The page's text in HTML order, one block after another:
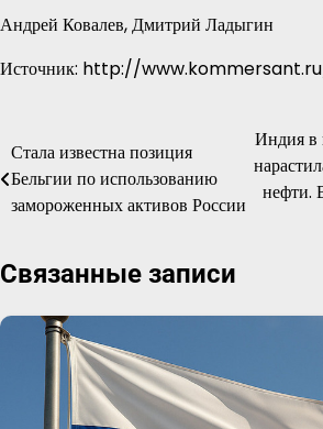
Андрей Ковалев, Дмитрий Ладыгин
Источник: http://
Навигация
по
записям
Стала известна позиция
Бельгии по использованию
замороженных активов России
Индия в
нефти.
Связанные записи